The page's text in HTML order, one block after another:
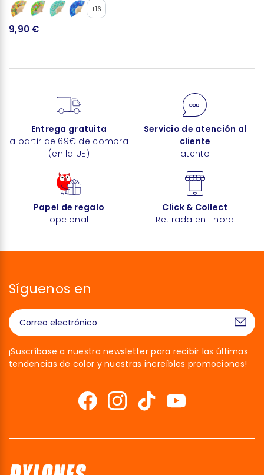
+16
9,90 €
Entrega gratuita
a partir de 69€ de compra
(en la UE)
Servicio de atención al
cliente
atento
Papel de regalo
opcional
Click & Collect
Retirada en 1 hora
Síguenos en
¡Suscríbase a nuestra newsletter para recibir las últimas
tendencias de color y nuestras increíbles promociones!